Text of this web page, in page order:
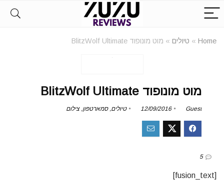
Home
» טיולים » מוט מונופוד BlitzWolf Ultimate
מוט מונופוד BlitzWolf Ultimate
Guest
12/09/2016 טיולים,סמארטפון,צילום
5
[fusion_text]